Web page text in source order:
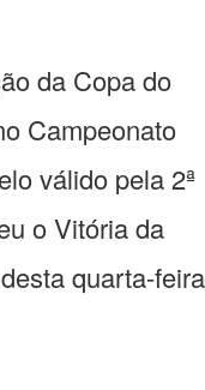
da Copa do
Campeonato
válido pela 2ª
o Vitória da
quarta-feira